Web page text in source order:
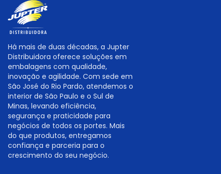
Há mais de duas décadas, a Jupter
Distribuidora oferece soluções em
embalagens com qualidade,
inovação e agilidade. Com sede em
São José do Rio Pardo, atendemos o
interior de São Paulo e o Sul de
Minas, levando eficiência,
segurança e praticidade para
negócios de todos os portes. Mais
do que produtos, entregamos
confiança e parceria para o
crescimento do seu negócio.